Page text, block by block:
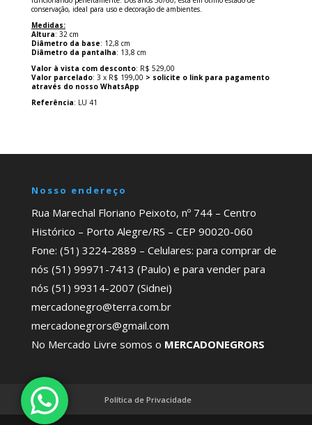
conservação, ideal para uso e decoração de ambientes.
Medidas:
Altura: 32 cm
Diâmetro da base: 12,8 cm
Diâmetro da pantalha: 13,8 cm
Valor à vista com desconto: R$ 529,00
Valor parcelado: 3 x R$ 199,00 > solicite o link para pagamento
através do nosso WhatsApp
Referência: LU 41
Nosso endereço
Rua Marechal Floriano Peixoto, nº 744 – Centro
Histórico – Porto Alegre/RS – CEP 90020-060
Fone: (51) 3224-2889 – Celulares: para comprar de
nós (51) 99971-7413 (Paulo) e para vender para
nós (51) 99314-2007 (Sidnei)
mercadonegro@terra.com.br
mercadonegrors@gmail.com
No Mercado Livre somos o MERCADONEGRORS
Política de Privacidade